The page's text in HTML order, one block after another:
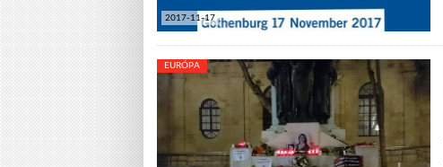
2017-11-17
EURÓPA